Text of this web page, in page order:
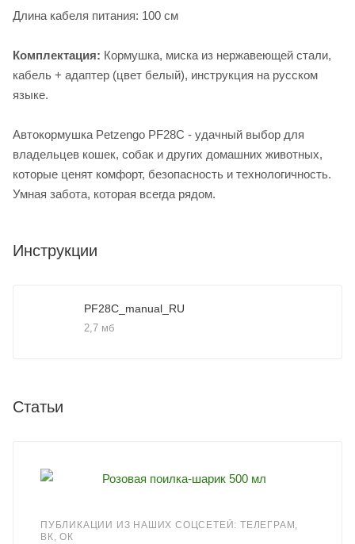
Длина кабеля питания: 100 см
Комплектация: Кормушка, миска из нержавеющей стали,
кабель + адаптер (цвет белый), инструкция на русском
языке.
Автокормушка Petzengo PF28C - удачный выбор для
владельцев кошек, собак и других домашних животных,
которые ценят комфорт, безопасность и технологичность.
Умная забота, которая всегда рядом.
Инструкции
PF28C_manual_RU
2,7 мб
Статьи
ПУБЛИКАЦИИ ИЗ НАШИХ СОЦСЕТЕЙ: ТЕЛЕГРАМ,
ВК, ОК